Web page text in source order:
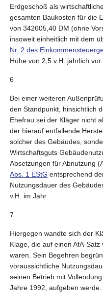
Erdgeschoß als
gesamten Baukosten für die
von 342605,40 DM (ohne
insoweit einheitlich mit dem
Nr. 2 des
Höhe von 2,5 v.H. jährlich vor.
6
Bei einer weiteren
den Standpunkt, hinsichtlich
Ehefrau sei der Kläger nicht
der hierauf entfallende
solcher des Gebäudes,
Wirtschaftsguts
Absetzungen für Abnutzung
Abs. 1 EStG entsprechend
Nutzungsdauer des
v.H. im Jahr.
7
Hiergegen wandte sich der
Klage, die auf einen AfA-
waren. Sein Begehren
voraussichtliche
seinen Betrieb mit
Jahre 1992, aufgeben werde.